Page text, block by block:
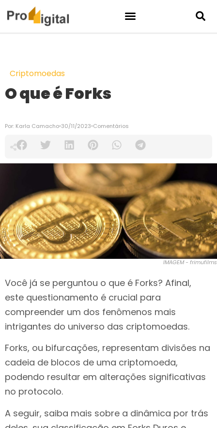
Criptomoedas
O que é Forks
Por: Karla Camacho 30/11/2023 Comentários
IMAGEM - frimufilms
Você já se perguntou o que é Forks? Afinal,
este questionamento é crucial para
compreender um dos fenômenos mais
intrigantes do universo das criptomoedas.
Forks, ou bifurcações, representam divisões na
cadeia de blocos de uma criptomoeda,
podendo resultar em alterações significativas
no protocolo.
A seguir, saiba mais sobre a dinâmica por trás